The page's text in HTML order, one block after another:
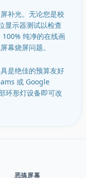
补光。无论您是校
显示器测试以检查
纯净的在线画
幕烧屏问题。
是绝佳的预算友好
或 Google
环形灯设备即可改
恶搞屏幕